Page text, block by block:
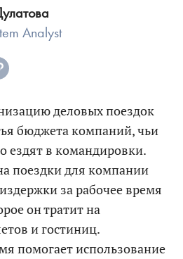
Analyst
деловых поездок
бюджета компаний, чьи
ездят в командировки.
поездки для компании
за рабочее время
он тратит на
и гостиниц.
помогает использование